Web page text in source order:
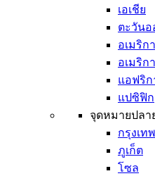
เอเชีย
ตะวันอ
อเมริก
อเมริก
แอฟริก
แปซิฟิก
จุดหมายปลา
กรุงเทพ
ภูเก็ต
โซล